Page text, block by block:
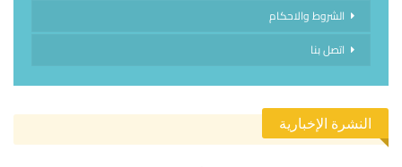
الشروط والاحكام
اتصل بنا
النشرة الإخبارية